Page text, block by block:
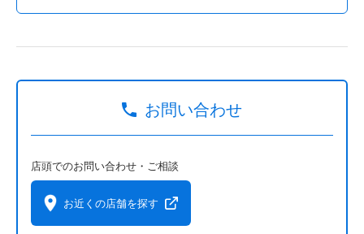
お問い合わせ
店頭でのお問い合わせ・ご相談
お近くの店舗を探す